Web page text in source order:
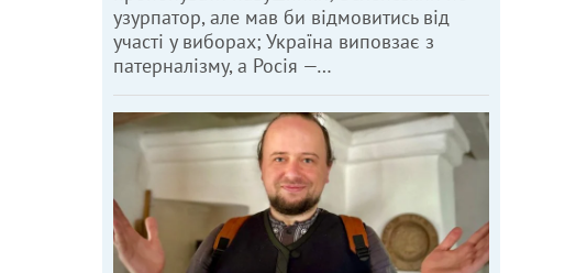
узурпатор, але мав би відмовитись від
участі у виборах; Україна виповзає з
патерналізму, а Росія —…